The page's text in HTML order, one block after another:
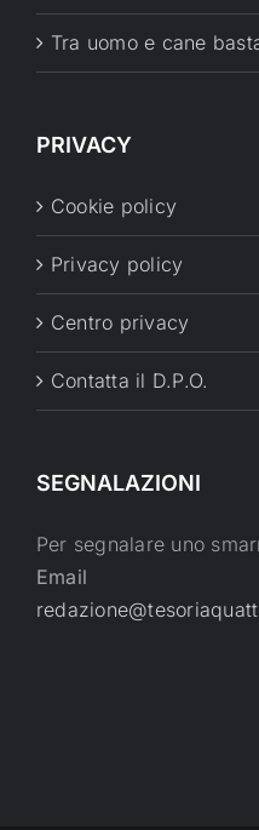
Tra uomo e cane
PRIVACY
Cookie policy
Privacy policy
Centro privacy
Contatta il D.P.O.
SEGNALAZIONI
Per segnalare uno
Email